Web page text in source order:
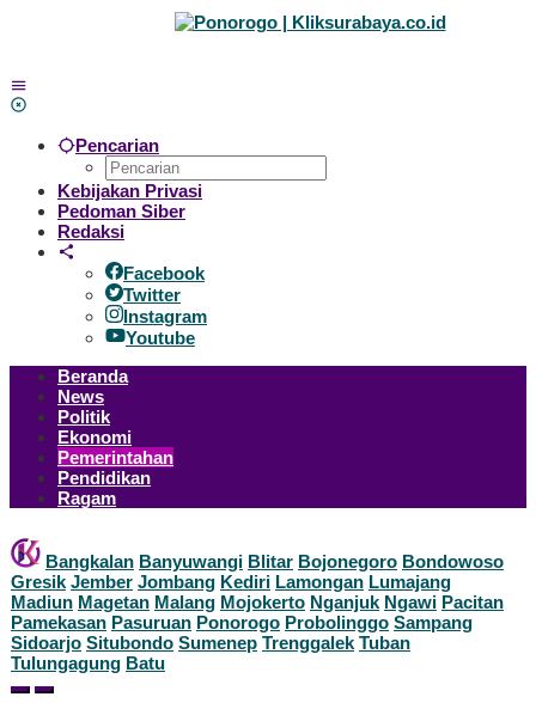
Pencarian
Kebijakan Privasi
Pedoman Siber
Redaksi
Facebook
Twitter
Instagram
Youtube
Beranda
News
Politik
Ekonomi
Pemerintahan
Pendidikan
Ragam
Bangkalan Banyuwangi Blitar Bojonegoro Bondowoso
Gresik Jember Jombang Kediri Lamongan Lumajang
Madiun Magetan Malang Mojokerto Nganjuk Ngawi Pacitan
Pamekasan Pasuruan Ponorogo Probolinggo Sampang
Sidoarjo Situbondo Sumenep Trenggalek Tuban
Tulungagung Batu